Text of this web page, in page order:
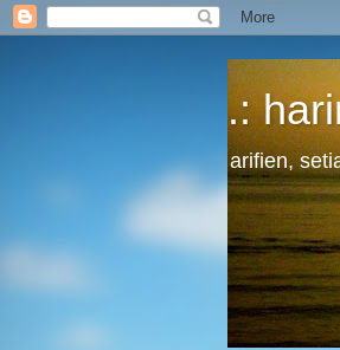
.:
arifien,